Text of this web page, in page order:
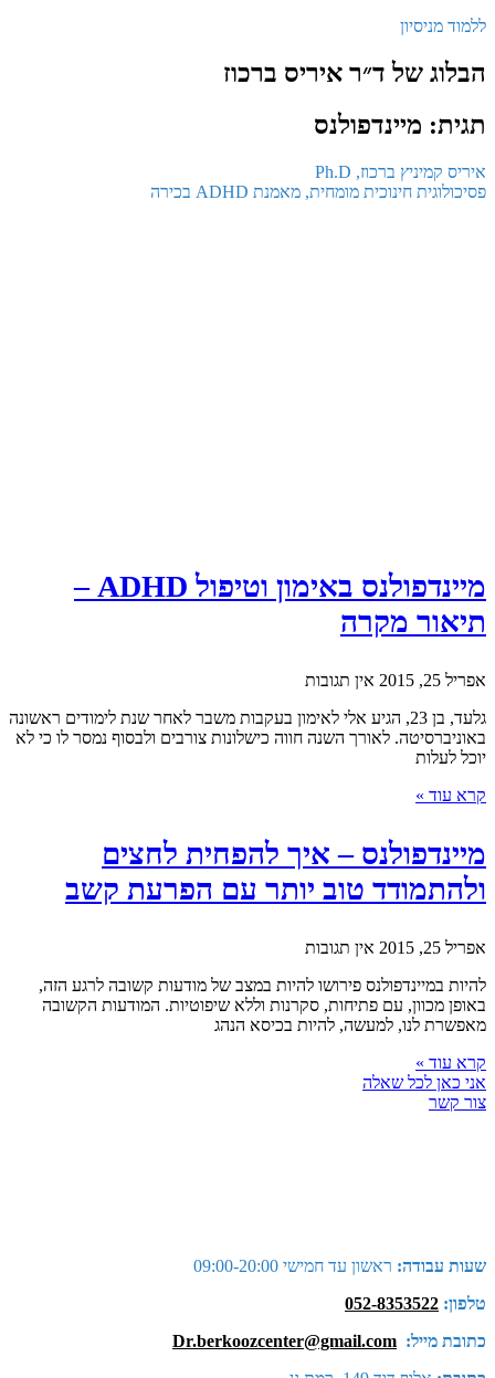
ללמוד מניסיון
הבלוג של ד״ר איריס ברכוז
תגית: מיינדפולנס
איריס קמיניץ ברכוז, Ph.D
פסיכולוגית חינוכית מומחית, מאמנת ADHD בכירה
מיינדפולנס באימון וטיפול ADHD –
תיאור מקרה
אפריל 25, 2015
אין תגובות
גלעד, בן 23, הגיע אלי לאימון בעקבות משבר לאחר שנת לימודים ראשונה
באוניברסיטה. לאורך השנה חווה כישלונות צורבים ולבסוף נמסר לו כי לא
יוכל לעלות
קרא עוד »
מיינדפולנס – איך להפחית לחצים
ולהתמודד טוב יותר עם הפרעת קשב
אפריל 25, 2015
אין תגובות
להיות במיינדפולנס פירושו להיות במצב של מודעות קשובה לרגע הזה,
באופן מכוון, עם פתיחות, סקרנות וללא שיפוטיות. המודעות הקשובה
מאפשרת לנו, למעשה, להיות בכיסא הנהג
קרא עוד »
אני כאן לכל שאלה
צור קשר
שעות עבודה: ראשון עד חמישי 09:00-20:00
טלפון: 052-8353522
כתובת מייל: Dr.berkoozcenter@gmail.com